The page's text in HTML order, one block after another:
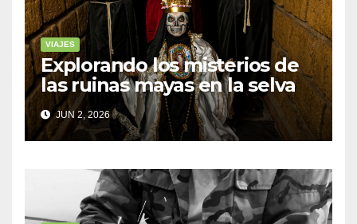
VIAJES
Explorando los misterios de
las ruinas mayas en la selva
de Yucatán
JUN 2, 2026